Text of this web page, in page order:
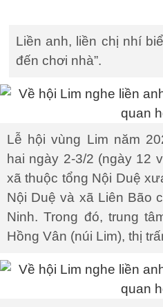
Liền anh, liền chị nhí
đến chơi nhà”.
Lễ hội vùng Lim năm
hai ngày 2-3/2 (ngày 12
xã thuộc tổng Nội Duệ
Nội Duệ và xã Liên Bão
Ninh. Trong đó, trung
Hồng Vân (núi Lim), thị